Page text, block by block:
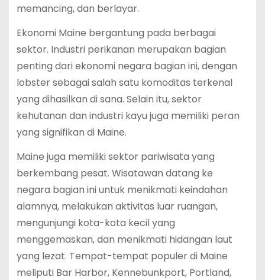
memancing, dan berlayar.
Ekonomi Maine bergantung pada berbagai
sektor. Industri perikanan merupakan bagian
penting dari ekonomi negara bagian ini, dengan
lobster sebagai salah satu komoditas terkenal
yang dihasilkan di sana. Selain itu, sektor
kehutanan dan industri kayu juga memiliki peran
yang signifikan di Maine.
Maine juga memiliki sektor pariwisata yang
berkembang pesat. Wisatawan datang ke
negara bagian ini untuk menikmati keindahan
alamnya, melakukan aktivitas luar ruangan,
mengunjungi kota-kota kecil yang
menggemaskan, dan menikmati hidangan laut
yang lezat. Tempat-tempat populer di Maine
meliputi Bar Harbor, Kennebunkport, Portland,